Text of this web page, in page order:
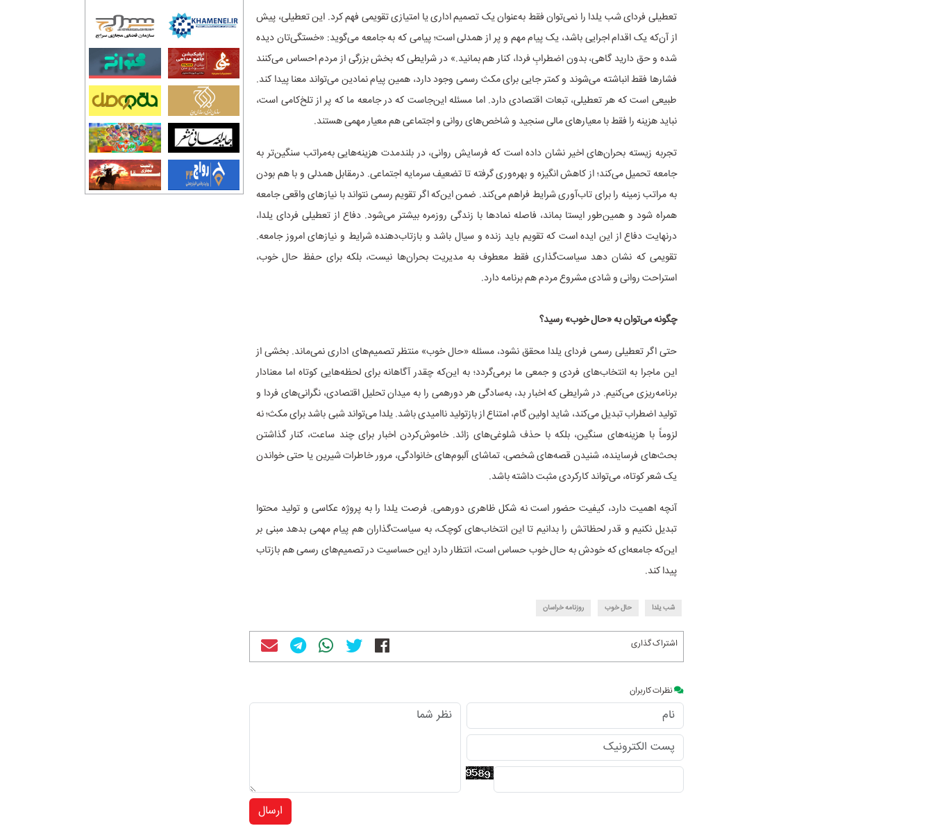
تعطیلی فردای شب یلدا را نمی‌توان فقط به‌عنوان یک تصمیم اداری یا امتیازی تقویمی فهم کرد. این تعطیلی، پیش
از آن‌که یک اقدام اجرایی باشد، یک پیام مهم و پر از همدلی است؛ پیامی که به جامعه می‌گوید: «خستگی‌تان دیده
شده و حق دارید گاهی، بدون اضطرابِ فردا، کنار هم بمانید.» در شرایطی که بخش بزرگی از مردم احساس می‌کنند
فشارها فقط انباشته می‌شوند و کمتر جایی برای مکث رسمی وجود دارد، همین پیام نمادین می‌تواند معنا پیدا کند.
طبیعی است که هر تعطیلی، تبعات اقتصادی دارد. اما مسئله این‌جاست که در جامعه ما که پر از تلخ‌کامی است،
نباید هزینه را فقط با معیارهای مالی سنجید و شاخص‌های روانی و اجتماعی هم معیار مهمی هستند.
تجربه‌ زیسته بحران‌های اخیر نشان داده است که فرسایش روانی، در بلندمدت هزینه‌هایی به‌مراتب سنگین‌تر به
جامعه تحمیل می‌کند؛ از کاهش انگیزه و بهره‌وری گرفته تا تضعیف سرمایه‌ اجتماعی. درمقابل همدلی و با هم بودن
به مراتب زمینه را برای تاب‌آوری شرایط فراهم می‌کند. ضمن این‌که اگر تقویم رسمی نتواند با نیازهای واقعی جامعه
همراه شود و همین‌طور ایستا بماند، فاصله‌ نمادها با زندگی روزمره بیشتر می‌شود. دفاع از تعطیلی فردای یلدا،
درنهایت دفاع از این ایده است که تقویم باید زنده و سیال باشد و بازتاب‌دهنده‌ شرایط و نیازهای امروز جامعه.
تقویمی که نشان دهد سیاست‌گذاری فقط معطوف به مدیریت بحران‌ها نیست، بلکه برای حفظ حال خوب،
استراحت روانی و شادی مشروع مردم هم برنامه دارد.
چگونه می‌توان به «حال خوب» رسید؟
حتی اگر تعطیلی رسمی فردای یلدا محقق نشود، مسئله‌ «حال خوب» منتظر تصمیم‌های اداری نمی‌ماند. بخشی از
این ماجرا به انتخاب‌های فردی و جمعی ما برمی‌گردد؛ به این‌که چقدر آگاهانه برای لحظه‌هایی کوتاه اما معنادار
برنامه‌ریزی می‌کنیم. در شرایطی که اخبار بد، به‌سادگی هر دورهمی را به میدان تحلیل اقتصادی، نگرانی‌های فردا و
تولید اضطراب تبدیل می‌کند، شاید اولین گام، امتناع از بازتولید ناامیدی باشد. یلدا می‌تواند شبی باشد برای مکث؛ نه
لزوماً با هزینه‌های سنگین، بلکه با حذف شلوغی‌های زائد. خاموش‌کردن اخبار برای چند ساعت، کنار گذاشتن
بحث‌های فرساینده، شنیدن قصه‌های شخصی، تماشای آلبوم‌های خانوادگی، مرور خاطرات شیرین یا حتی خواندن
یک شعر کوتاه، می‌تواند کارکردی مثبت داشته باشد.
آنچه اهمیت دارد، کیفیت حضور است نه شکل ظاهری دورهمی. فرصت یلدا را به پروژه عکاسی و تولید محتوا
تبدیل نکنیم و قدر لحظاتش را بدانیم تا این انتخاب‌های کوچک، به سیاست‌گذاران هم پیام مهمی بدهد مبنی بر
این‌که جامعه‌ای که خودش به حال خوب حساس است، انتظار دارد این حساسیت در تصمیم‌های رسمی هم بازتاب
پیدا کند.
شب یلدا حال خوب روزنامه خراسان
اشتراک گذاری
نظرات کاربران
ارسال